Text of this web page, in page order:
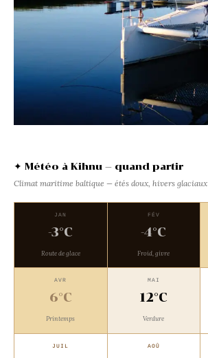
✦ Météo à Kihnu — quand partir
Climat maritime baltique — étés doux, hivers glaciaux
JAN
-3°C
Route de glace
FÉV
-4°C
Froid, givre
AVR
6°C
Printemps
MAI
12°C
Verdure
JUIL AOÛ